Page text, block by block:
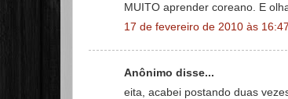
MUITO aprender coreano. E
17 de fevereiro de 2010 às 16:47
Anônimo disse...
eita, acabei postando duas